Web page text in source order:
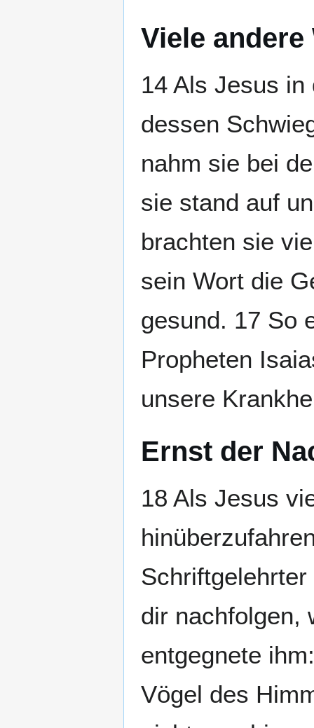
Viele andere
14 Als Jesus
dessen
nahm sie bei
sie stand auf
brachten sie
sein Wort die
gesund. 17 So
Propheten
unsere
Ernst der
18 Als Jesus
dir nachfolgen,
entgegnete
Vögel des